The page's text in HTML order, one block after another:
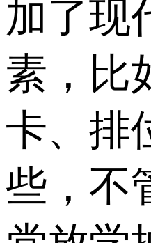
加了现
素，比
卡、排
些，不